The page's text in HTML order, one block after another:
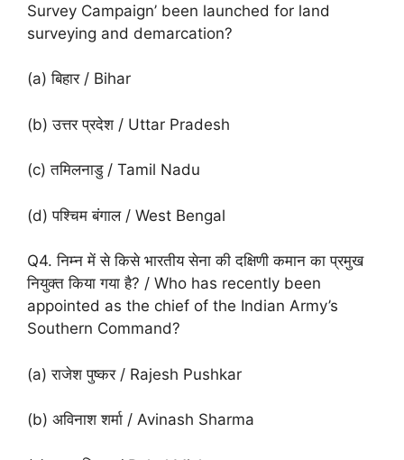
Survey Campaign’ been launched for land
surveying and demarcation?
(a) बिहार / Bihar
(b) उत्तर प्रदेश / Uttar Pradesh
(c) तमिलनाडु / Tamil Nadu
(d) पश्चिम बंगाल / West Bengal
Q4. निम्न में से किसे भारतीय सेना की दक्षिणी कमान का प्रमुख
नियुक्त किया गया है? / Who has recently been
appointed as the chief of the Indian Army’s
Southern Command?
(a) राजेश पुष्कर / Rajesh Pushkar
(b) अविनाश शर्मा / Avinash Sharma